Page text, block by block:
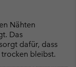
Nähten
Das
dafür, dass
bleibst.